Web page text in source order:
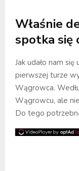
Właśnie
spotka się
Jak udało nam
pierwszej turze
Wągrowca.
Wągrowcu, ale
Do tego